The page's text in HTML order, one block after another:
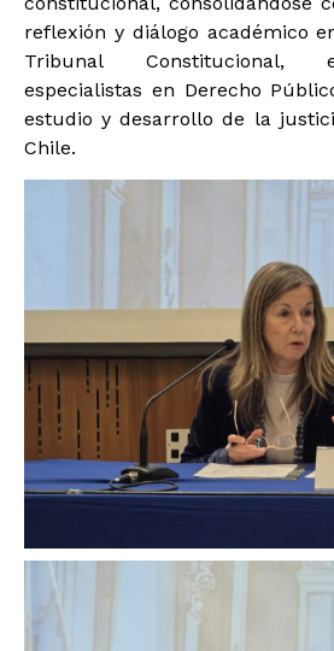
reflexión y diálogo académico
Tribunal Constitucional,
especialistas en Derecho
estudio y desarrollo de la
Chile.